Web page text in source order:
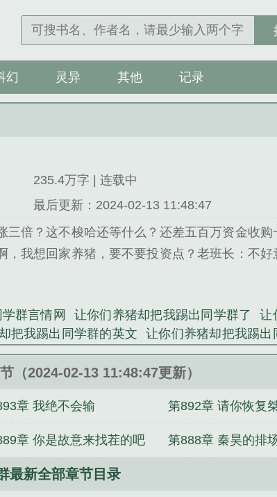
幻 灵异 其他 记录
235.4万字 | 连载中
最后更新：2024-02-13 11:48:47
倍？这不梭哈还等什么？还差五百万资金收购
我想回家养猪，要不要投资点？老班长：不好
算你投资的怎么样？二狗子：没钱啊，要不给
你真没出息，居然回家养猪......
成神精心创作的军史类小说。
群言情网 让你们养猪却把我踢出同学群了
让
把我踢出同学群的英文
让你们养猪却把我踢出
迹武侠世界的我此次无敌 穿成痴傻小姐后我嫁
反派我当定了 崛起，从分队留守处开始
（2024-02-13 11:48:47更新）
章 我绝不会输 第892章 请你恢复
样子
章 你是故意来找茬的吧 第888章 秦昊的排
最新全部章节目录